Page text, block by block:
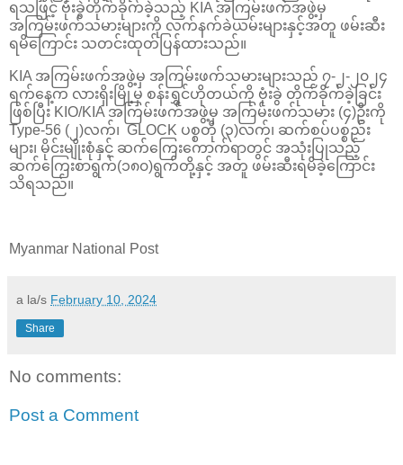
ရသဖြင့် ဗုံးခွဲတိုက်ခိုက်ခဲ့သည့် KIA အကြမ်းဖက်အဖွဲ့မှ
အကြမ်းဖက်သမားများကို လက်နက်ခဲယမ်းများနှင့်အတူ ဖမ်းဆီး
ရမိကြောင်း သတင်းထုတ်ပြန်ထားသည်။
KIA အကြမ်းဖက်အဖွဲ့မှ အကြမ်းဖက်သမားများသည် ၇-၂-၂၀၂၄
ရက်နေ့က လားရှိးမြို့မှ စန်းရွှင်ဟိုတယ်ကို ဗုံးခွဲ တိုက်ခိုက်ခဲ့ခြင်း
ဖြစ်ပြီး KIO/KIA အကြမ်းဖက်အဖွဲ့မှ အကြမ်းဖက်သမား (၄)ဦးကို
Type-56 (၂)လက်၊ GLOCK ပစ္စတို (၃)လက်၊ ဆက်စပ်ပစ္စည်း
များ၊ မိုင်းမျိုးစုံနှင့် ဆက်ကြေးကောက်ရာတွင် အသုံးပြုသည့်
ဆက်ကြေးစာရွက်(၁၈၀)ရွက်တို့နှင့် အတူ ဖမ်းဆီးရမိခဲ့ကြောင်း
သိရသည်။
Myanmar National Post
a la/s February 10, 2024
Share
No comments:
Post a Comment